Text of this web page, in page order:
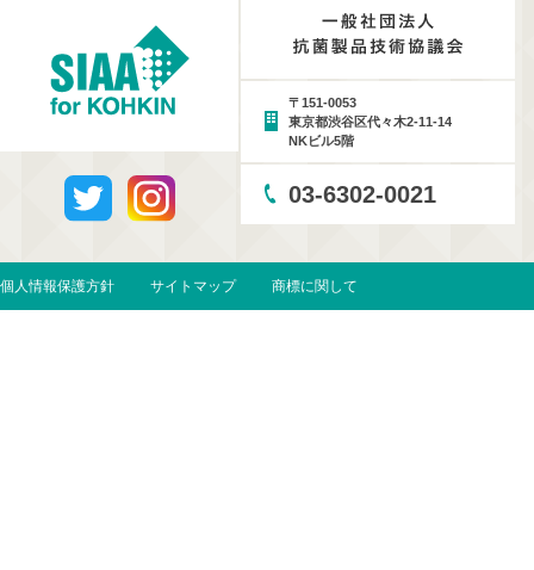
〒151-0053
東京都渋谷区代々木2-11-14
NKビル5階
03-6302-0021
個人情報保護方針 サイトマップ 商標に関して